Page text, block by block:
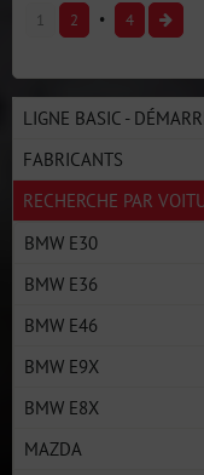
1 2 4
LIGNE BASIC -
FABRICANTS
RECHERCHE PAR
BMW E30
BMW E36
BMW E46
BMW E9X
BMW E8X
MAZDA